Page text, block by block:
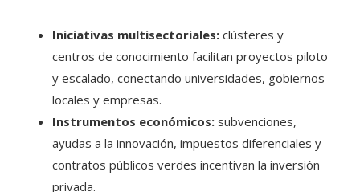
Iniciativas multisectoriales: clústeres y
centros de conocimiento facilitan proyectos piloto
y escalado, conectando universidades, gobiernos
locales y empresas.
Instrumentos económicos: subvenciones,
ayudas a la innovación, impuestos diferenciales y
contratos públicos verdes incentivan la inversión
privada.